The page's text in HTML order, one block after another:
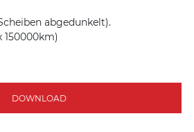
abgedunkelt).
150000km)
DOWNLOAD